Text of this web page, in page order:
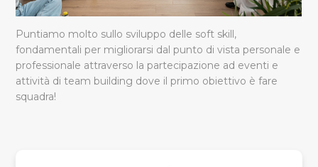
Puntiamo molto sullo sviluppo delle soft skill,
fondamentali per migliorarsi dal punto di vista personale e
professionale attraverso la partecipazione ad eventi e
attività di team building dove il primo obiettivo è fare
squadra!